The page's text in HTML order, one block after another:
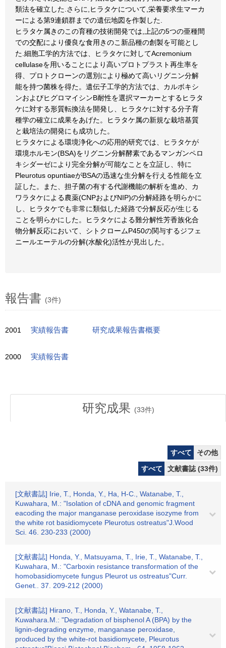
類法を確立した.さらに,ヒラタケについて,栄養要求生マーカ
ーによる第9連鎖群までの遺伝地図を作製した.
ヒラタケ属きのこの育種の技術開発では,上記の5つの亜種間
での交配により優良な食用きのこ新品種の創製を可能とし
た.細胞工学的方法では、ヒラタケに対してAcremonium
cellulaseを用いることにより高いプロトプラスト再生率を
得、プロトクローンの選別により極めて高いリグニン分解
能を持つ菌株を得た。遺伝子工学的方法では、カルボキシ
ンおよびヒグロマイシンB耐性を選択マーカーとするヒラタ
ケに対する形質転換法を開発し、ヒラタケに対する分子育
種学の確立に成果をあげた。ヒラタケ属の新規な栽培基質
と栽培法の開発にも成功した。
ヒラタケによる環境浄化への応用的研究では、ヒラタケが
環境ホルモン(BSA)をリグニン分解酵素であるマンガンペロ
キシダーゼにより完全分解が可能なことを立証し、特に
Pleurotus opuntiaeがBSAの迅速な生分解を行える性能を立
証した。また、担子菌の有する代謝機能の解析を進め、カ
ワラタケによる農薬(CNPおよびNIP)の分解経路を明らかに
し、ヒラタケでも非常に類似した経路で分解反応が生じる
ことを明らかにした。ヒラタケによる難分解性芳香族化合
物分解反応において、シトクロームP450の関与するジフェ
ニールエーテルの分解(水酸化)活性が見出した。
報告書 (3件)
2001 実績報告書 研究成果報告書概要
2000 実績報告書
研究成果 (33件)
すべて
その他
すべて
文献書誌 (33件)
[文献書誌] Irie, T., Honda, Y., Ha, H-C., Watanabe, T.,
Kuwahara, M.: "Isolation of cDNA and genomic fragment
eacoding the major manganase peroxidase isozyme from
the white rot basidiomycete Pleurotus ostreatus"J.Wood
Sci. 46. 230-233 (2000)
[文献書誌] Honda, Y., Matsuyama, T., Irie, T., Watanabe, T.,
Kuwahara, M.: "Carboxin resistance transformation of the
homobasidiomycete fungus Pleurot us ostreatus"Curr.
Genet.. 37. 209-212 (2000)
[文献書誌] Hirano, T., Honda, Y., Watanabe, T.,
Kuwahara.M.: "Degradation of bisphenol A (BPA) by the
lignin-degrading enzyme, manganase peroxidase,
produced by the white-rot basidiomycete, Pleurotus